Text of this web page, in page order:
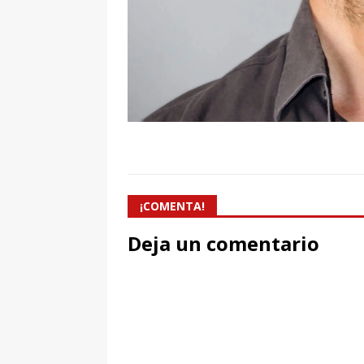
¡COMENTA!
Deja un comentario